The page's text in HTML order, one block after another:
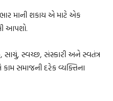
માની શકાય એ માટે એક
આપશો.
સાચું, સ્વચ્છ, સંસ્કારી અને સ્વતંત્ર
સમાજની દરેક વ્યક્તિના